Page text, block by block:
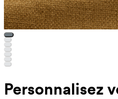
Personnalisez